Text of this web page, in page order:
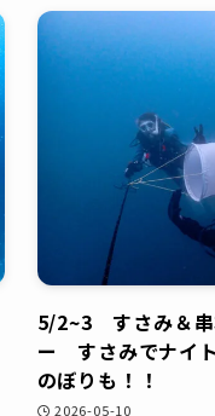
5/2~3 すさみ＆
ー すさみでナイ
のぼりも！！
2026-05-10